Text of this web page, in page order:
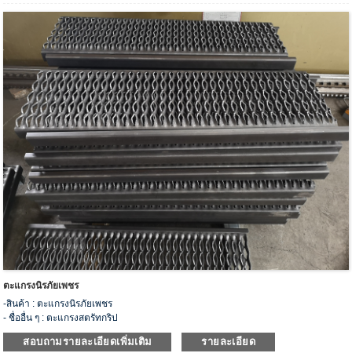
12 เม็ด และงานหนัก
- ประเภทอื่นๆ : ไม้กระดาน ทางเดิน ดอกยางบันได
- ตัวอย่างที่กำหนดเองและฟรีสามารถใช้งานได้
ตะแกรงนิรภัยเพชร
-สินค้า : ตะแกรงนิรภัยเพชร
- ชื่ออื่น ๆ : ตะแกรงสตรัทกริป
-รุ่น: HJS-06
- วัสดุ: เหล็กคาร์บอน, สแตนเลส, อลูมิเนียม, สังกะสี
สอบถามรายละเอียดเพิ่มเติม รายละเอียด